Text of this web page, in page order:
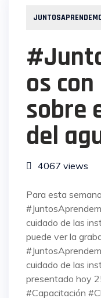
os con
sobre
del
4067 views
Para esta
cuidado de las
puede ver la
cuidado de las
presentado hoy
#Capacitación